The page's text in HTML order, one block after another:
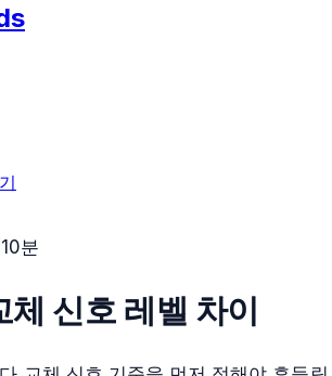
10분
체 신호 레벨 차이